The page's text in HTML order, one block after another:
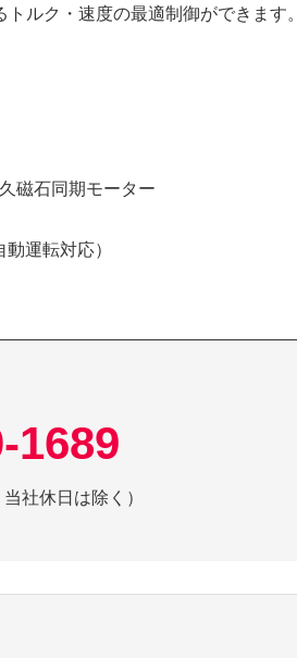
ルク・速度の最適制御ができます。
磁石同期モーター
運転対応）
1689
社休日は除く）